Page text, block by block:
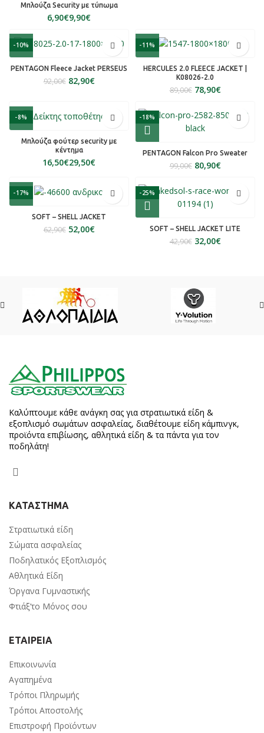
Μπλούζα Security με τύπωμα
€ €
-10%
PENTAGON Fleece Jacket PERSEUS
92,00€ 82,90€
-11%
HERCULES 2.0 FLEECE JACKET |
K08026-2.0
89,00€ 78,90€
-8%
Μπλούζα φούτερ security με
κέντημα
€ €
-18%
PENTAGON Falcon Pro Sweater
99,00€ 80,90€
-17%
SOFT – SHELL JACKET
62,90€ 52,00€
-25%
SOFT – SHELL JACKET LITE
42,90€ 32,00€
Καλύπτουμε κάθε ανάγκη σας για στρατιωτικά είδη &
εξοπλισμό σωμάτων ασφαλείας, διαθέτουμε είδη κάμπινγκ,
προϊόντα επιβίωσης, αθλητικά είδη & τα πάντα για τον
ποδηλάτη!
ΚΑΤΑΣΤΗΜΑ
Στρατιωτικά είδη
Σώματα ασφαλείας
Ποδηλατικός Εξοπλισμός
Αθλητικά Είδη
Όργανα Γυμναστικής
Φτιάξ’το Μόνος σου
ΕΤΑΙΡΕΙΑ
Επικοινωνία
Αγαπημένα
Τρόποι Πληρωμής
Τρόποι Αποστολής
Επιστροφή Προϊόντων